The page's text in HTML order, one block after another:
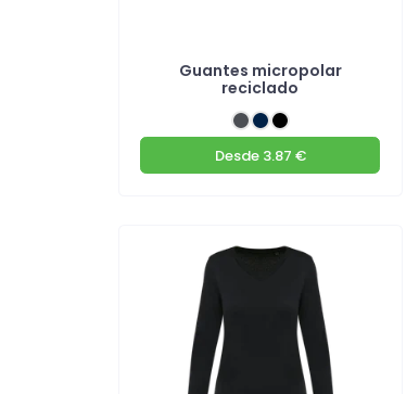
Guantes micropolar
reciclado
Desde3.87 €